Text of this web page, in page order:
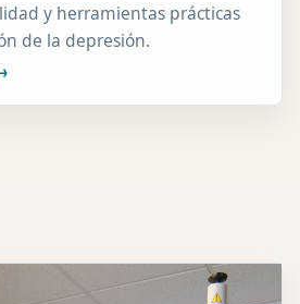
y herramientas prácticas
de la depresión.